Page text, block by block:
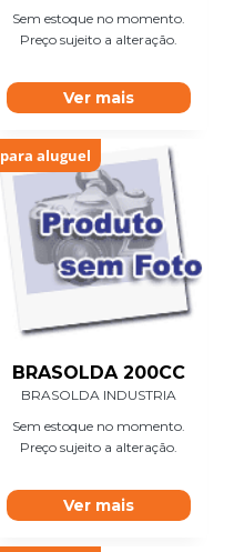
Sem estoque no momento.
Preço sujeito a alteração.
Ver mais
para aluguel
BRASOLDA 200CC
BRASOLDA INDUSTRIA
Sem estoque no momento.
Preço sujeito a alteração.
Ver mais